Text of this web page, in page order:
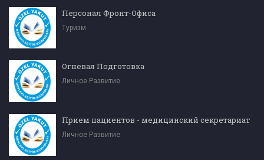
Персонал Фронт-Офиса
Туризм
Огневая Подготовка
Личное Развитие
Прием пациентов - медицинский секретариат
Личное Развитие